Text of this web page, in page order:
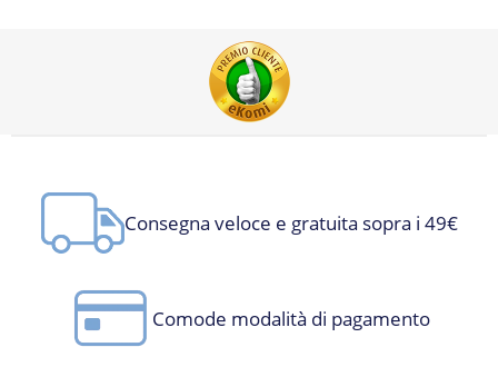
Consegna veloce e gratuita sopra i 49€
Comode modalità di pagamento